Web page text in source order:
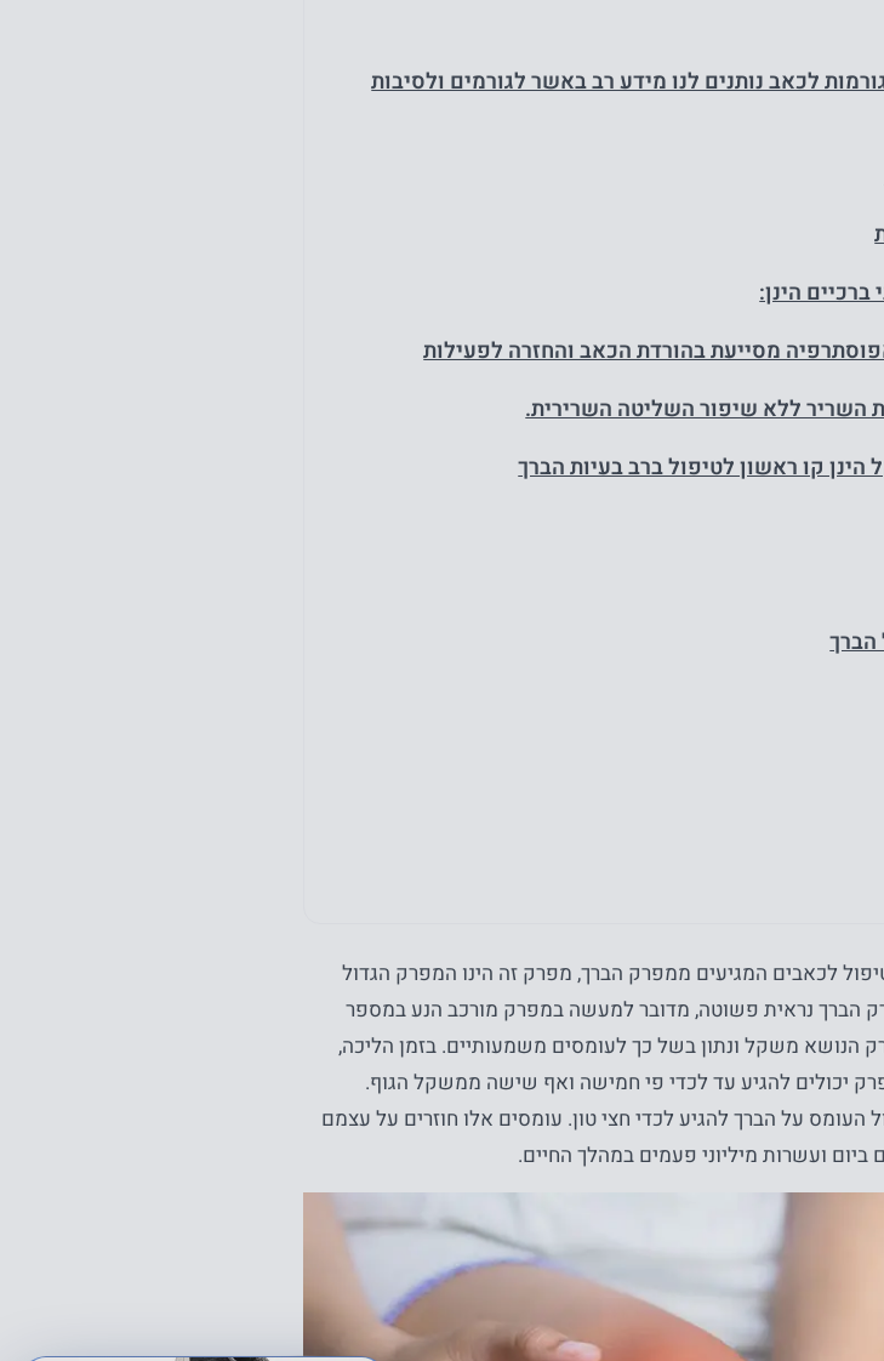
לכאב נותנים לנו מידע רב באשר לגורמים ולסיבות
הינן:
מסייעת בהורדת הכאב והחזרה לפעילות
השריר ללא שיפור השליטה השרירית.
הינן קו ראשון לטיפול ברב בעיות הברך
הברך
לכאבים המגיעים ממפרק הברך, מפרק זה הינו המפרק הגדול
הברך נראית פשוטה, מדובר למעשה במפרק מורכב הנע במספר
הנושא משקל ונתון בשל כך לעומסים משמעותיים. בזמן הליכה,
יכולים להגיע עד לכדי פי חמישה ואף שישה ממשקל הגוף.
אדם השוקל כ-80 ק"ג יכול העומס על הברך להגיע לכדי חצי טון. עומסים אלו חוזרים על עצמם
ועשרות מיליוני פעמים במהלך החיים.